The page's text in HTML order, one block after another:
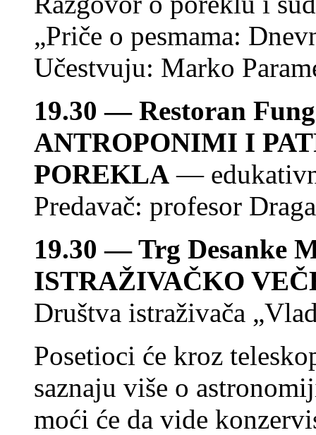
„Priče o pesmama:
Učestvuju: Marko
19.30 — Restoran
ANTROPONIMI I
POREKLA —
Predavač: profesor
19.30 — Trg Desanke
ISTRAŽIVAČKO
Društva istraživača
Posetioci će kroz
saznaju više o
moći će da vide